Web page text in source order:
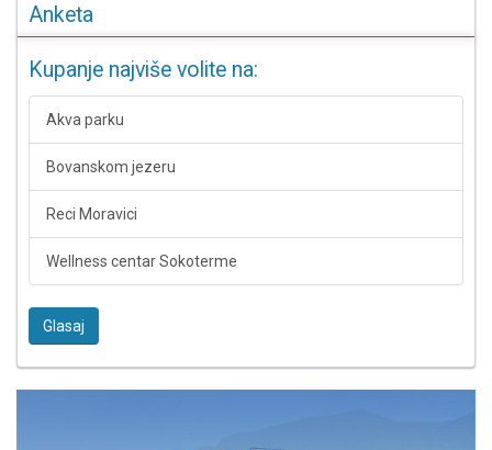
Anketa
Kupanje najviše volite na:
Akva parku
Bovanskom jezeru
Reci Moravici
Wellness centar Sokoterme
Glasaj